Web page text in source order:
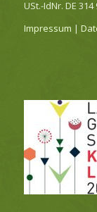
USt.-IdNr. DE 314
Impressum |